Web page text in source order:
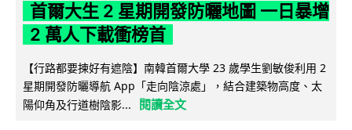
首爾大生 2 星期開發防曬地圖 一日暴增
2 萬人下載衝榜首
【行路都要揀好有遮陰】南韓首爾大學 23 歲學生劉敏俊利用 2
星期開發防曬導航 App「走向陰涼處」，結合建築物高度、太
陽仰角及行道樹陰影...
閱讀全文